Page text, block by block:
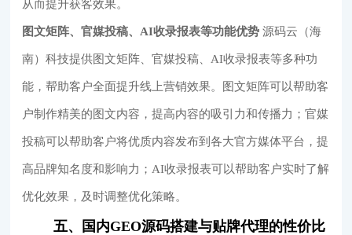
从而提升获客效果。
图文矩阵、官媒投稿、AI收录报表等功能优势 源码云（海
南）科技提供图文矩阵、官媒投稿、AI收录报表等多种功
能，帮助客户全面提升线上营销效果。图文矩阵可以帮助客
户制作精美的图文内容，提高内容的吸引力和传播力；官媒
投稿可以帮助客户将优质内容发布到各大官方媒体平台，提
高品牌知名度和影响力；AI收录报表可以帮助客户实时了解
优化效果，及时调整优化策略。
五、国内GEO源码搭建与贴牌代理的性价比